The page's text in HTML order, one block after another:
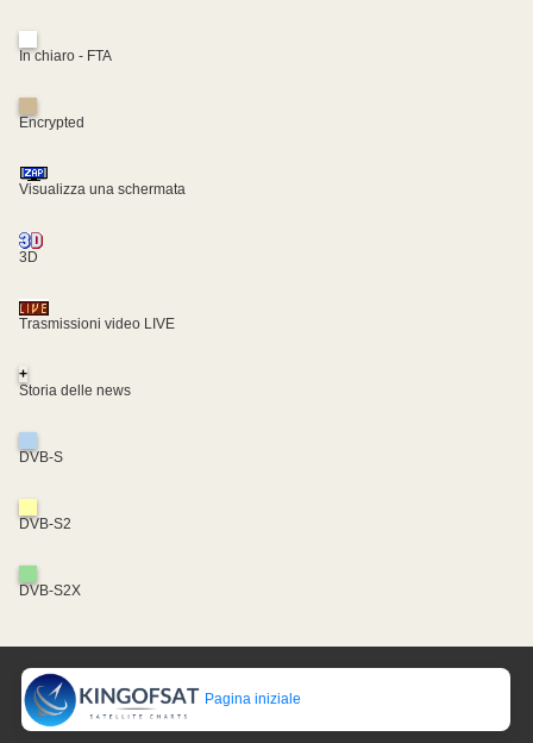
In chiaro - FTA
Encrypted
Visualizza una schermata
3D
Trasmissioni video LIVE
+
Storia delle news
DVB-S
DVB-S2
DVB-S2X
Pagina iniziale